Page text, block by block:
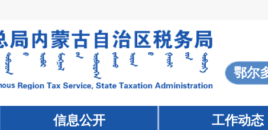
鄂尔
信息公开 工作动态